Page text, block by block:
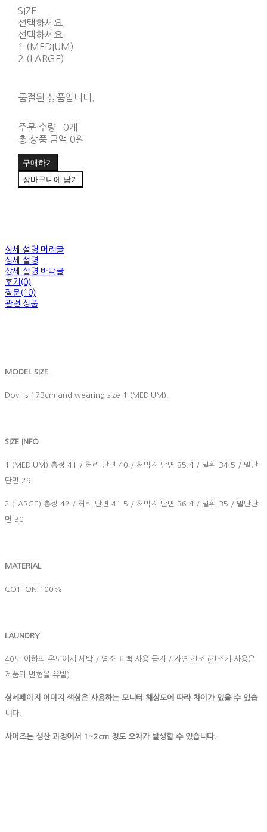
SIZE
선택하세요.
선택하세요.
1 (MEDIUM)
2 (LARGE)
품절된 상품입니다.
주문 수량
0개
총 상품 금액 0원
구매하기
장바구니에 담기
상세 설명 머리글
상세 설명
상세 설명 바닥글
후기(0)
질문(10)
관련 상품
MODEL SIZE
Dovi is 173cm and wearing size 1 (MEDIUM).
SIZE INFO
1 (MEDIUM) 총장 41 / 허리 단면 40 / 허벅지 단면 35.4 / 밑위 34.5 / 밑단
단면 29
2 (LARGE) 총장 42 / 허리 단면 41.5 / 허벅지 단면 36.4 / 밑위 35 / 밑단단
면 30
MATERIAL
COTTON 100%
LAUNDRY
40도 이하의 온도에서 세탁 / 염소 표백 사용 금지 / 자연 건조 (건조기 사용은
제품의 변형을 유발)
상세페이지 이미지 색상은 사용하는 모니터 해상도에 따라 차이가 있을 수 있습
니다.
사이즈는 생산 과정에서 1~2cm 정도 오차가 발생할 수 있습니다.